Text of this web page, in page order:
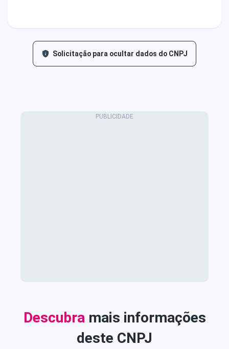
Solicitação para ocultar dados do CNPJ
Descubra mais informações
deste CNPJ